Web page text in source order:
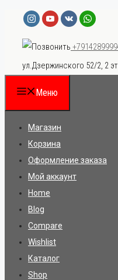
Перейти
содержимому
ул.Дзержинского 52/2, 2
Меню
Магазин
Корзина
Оформление заказа
Мой аккаунт
Home
Blog
Compare
Wishlist
Каталог
Shop